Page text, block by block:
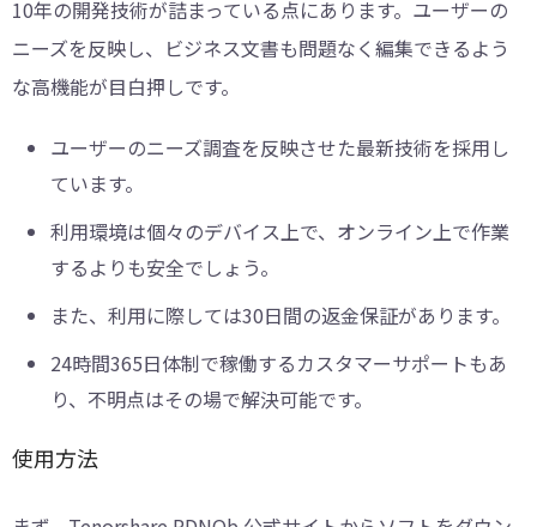
10年の開発技術が詰まっている点にあります。ユーザーの
ニーズを反映し、ビジネス文書も問題なく編集できるよう
な高機能が目白押しです。
ユーザーのニーズ調査を反映させた最新技術を採用し
ています。
利用環境は個々のデバイス上で、オンライン上で作業
するよりも安全でしょう。
また、利用に際しては30日間の返金保証があります。
24時間365日体制で稼働するカスタマーサポートもあ
り、不明点はその場で解決可能です。
使用方法